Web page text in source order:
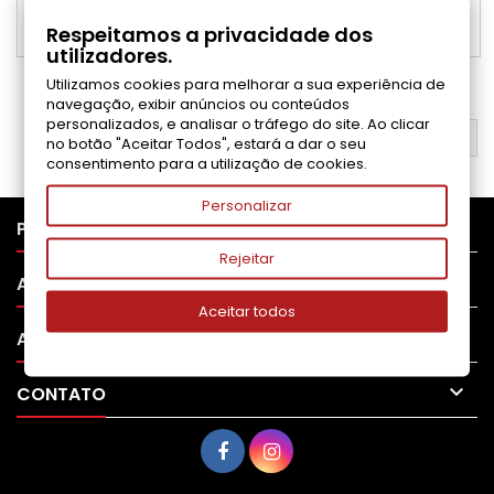
Disponível
1 2 Próximo
VOLTAR AO TOPO
PRODUTOS 
APOIO AO CLIENTE 
A SUA CONTA 
CONTATO 
Respeitamos a privacidade dos
utilizadores.
Utilizamos cookies para melhorar a sua experiência de
navegação, exibir anúncios ou conteúdos
personalizados, e analisar o tráfego do site. Ao clicar
no botão "Aceitar Todos", estará a dar o seu
consentimento para a utilização de cookies.
Personalizar
Rejeitar
Aceitar todos